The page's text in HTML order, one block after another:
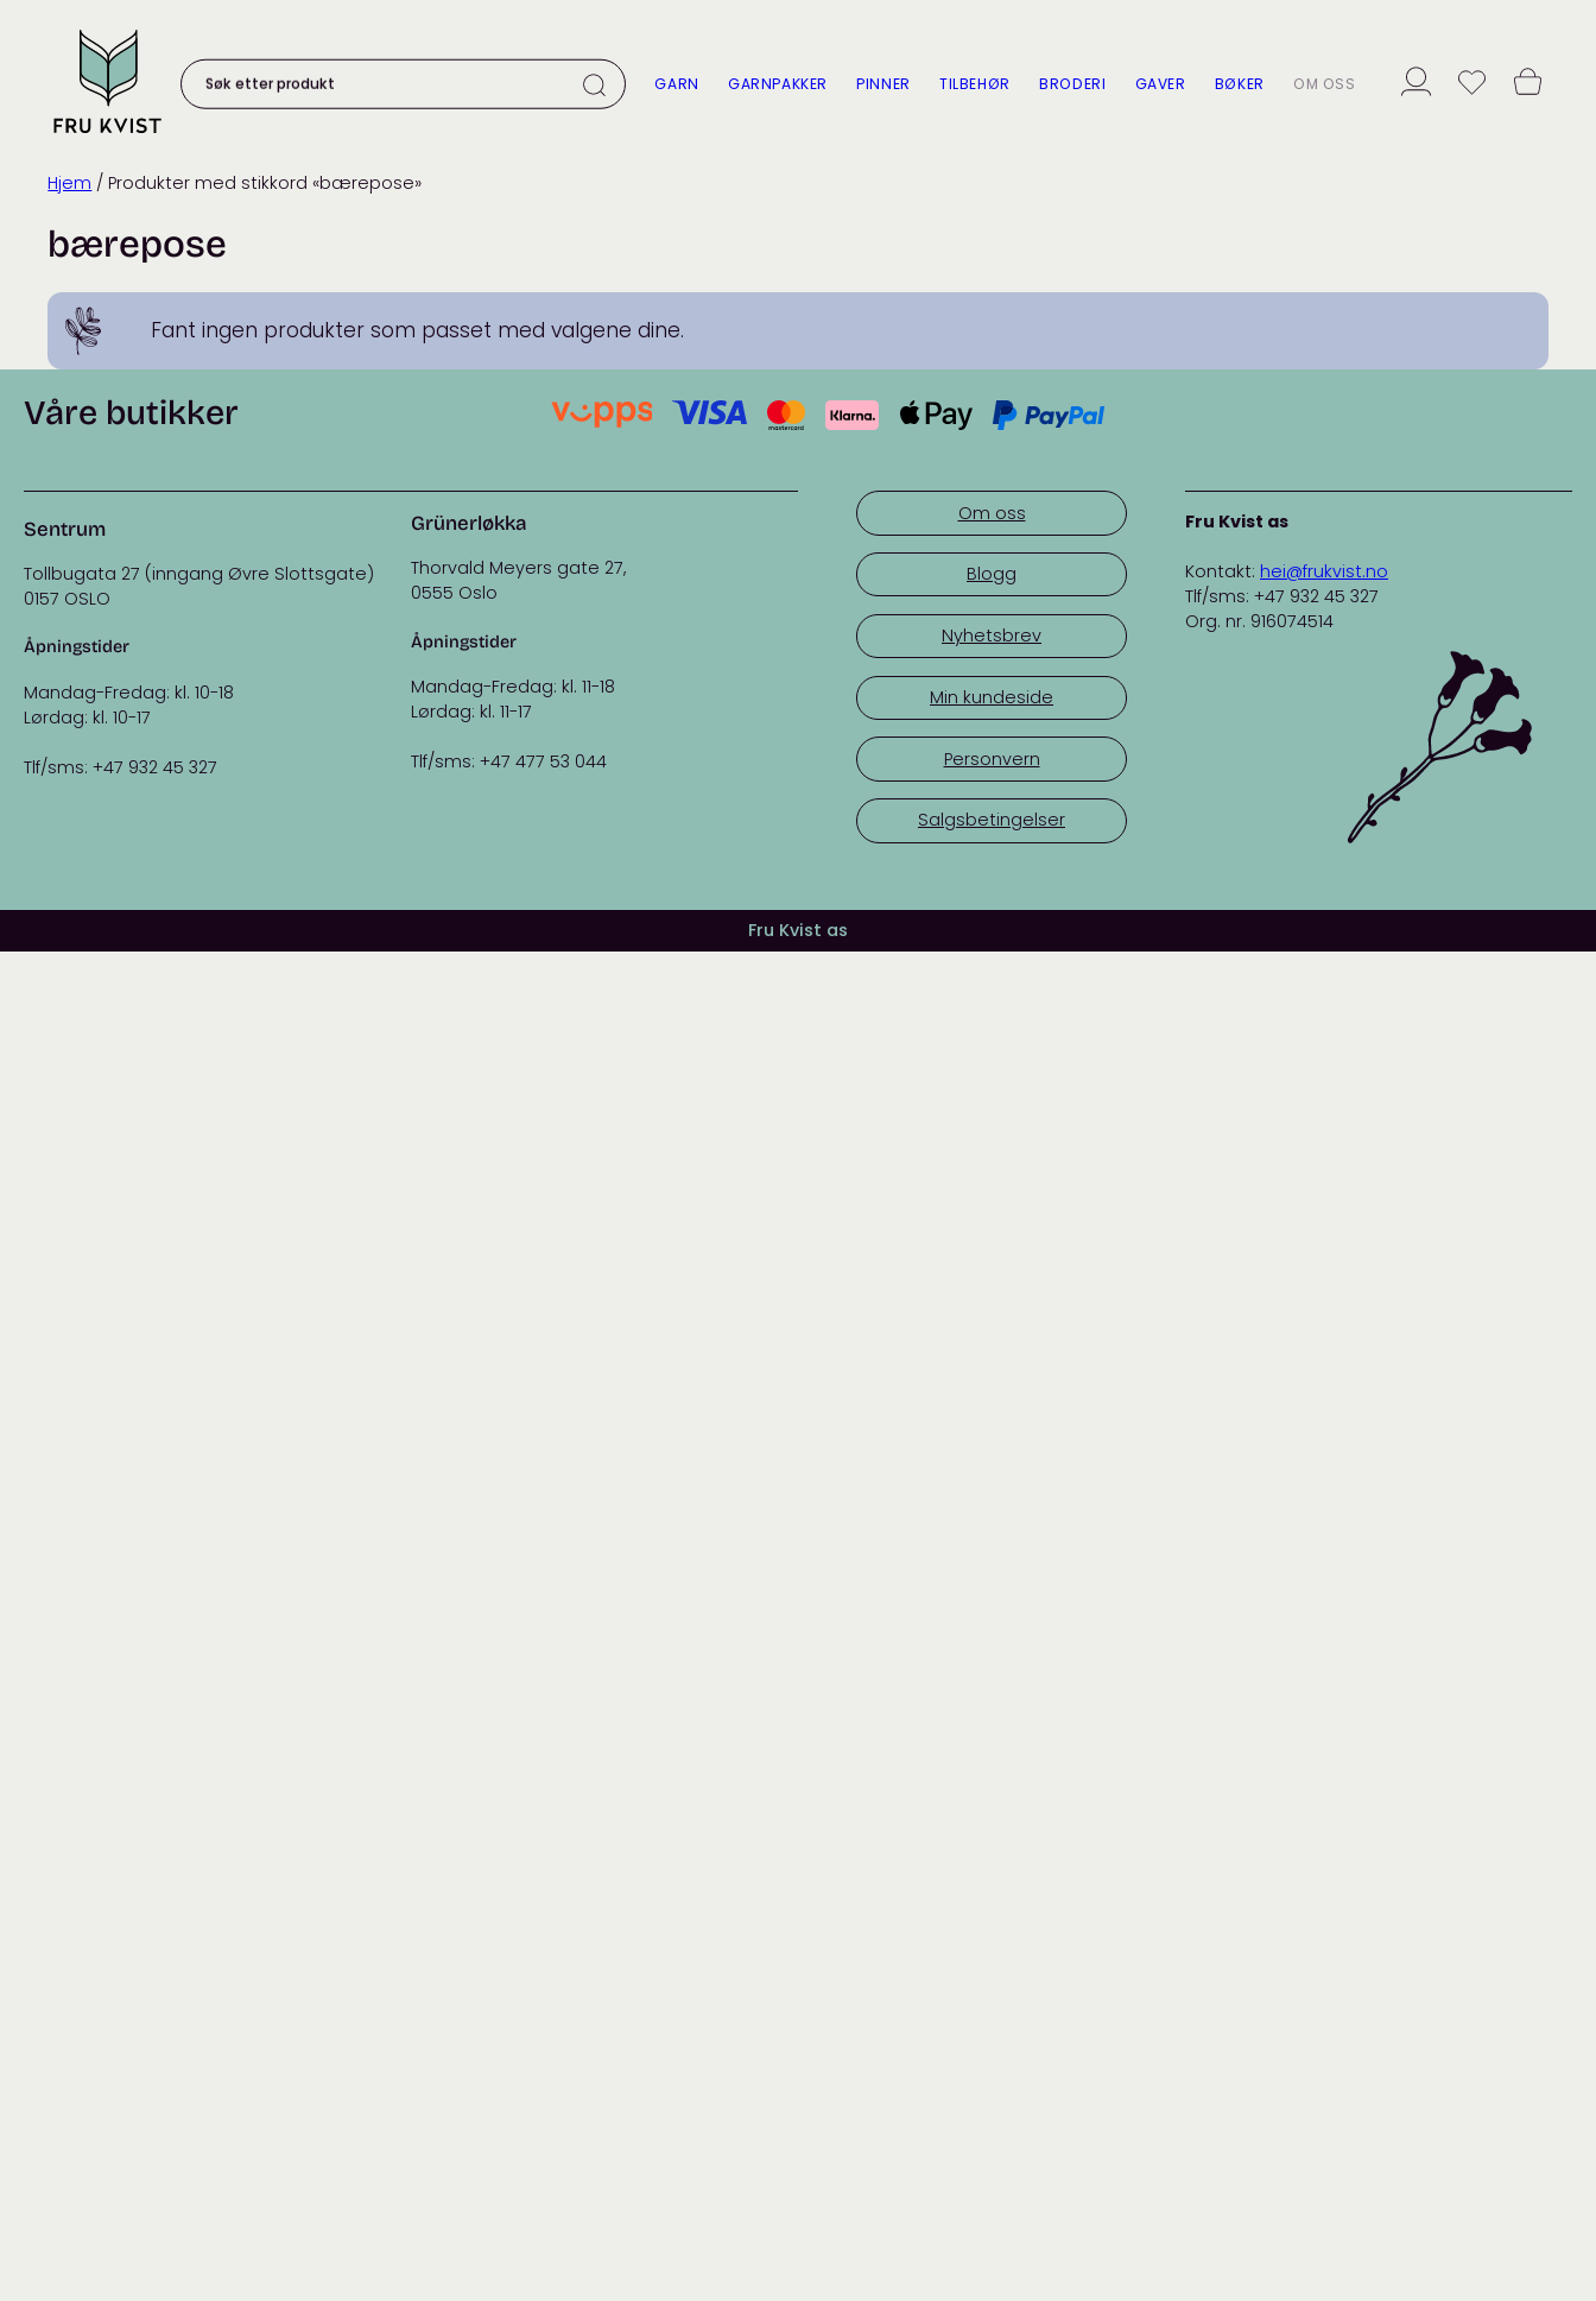
content
etter
produkt:
GARN GARNPAKKER PINNER TILBEHØR BRODERI GAVER BØKER OM OSS
Hjem / Produkter med stikkord «bærepose»
bærepose
Fant ingen produkter som passet med valgene dine.
Våre butikker
Sentrum
Tollbugata 27 (inngang Øvre Slottsgate)
0157 OSLO
Åpningstider
Mandag-Fredag: kl. 10-18
Lørdag: kl. 10-17
Tlf/sms: +47 932 45 327
Grünerløkka
Thorvald Meyers gate 27,
0555 Oslo
Åpningstider
Mandag-Fredag: kl. 11-18
Lørdag: kl. 11-17
Tlf/sms: +47 477 53 044
Om oss
Blogg
Nyhetsbrev
Min kundeside
Personvern
Salgsbetingelser
Fru Kvist as
Kontakt: hei@frukvist.no
Tlf/sms: +47 932 45 327
Org. nr. 916074514
Fru Kvist as